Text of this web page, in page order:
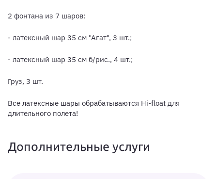
2 фонтана из 7 шаров:
- латексный шар 35 см "Агат", 3 шт.;
- латексный шар 35 см б/рис., 4 шт.;
Груз, 3 шт.
Все латексные шары обрабатываются Hi-float для
длительного полета!
Дополнительные услуги